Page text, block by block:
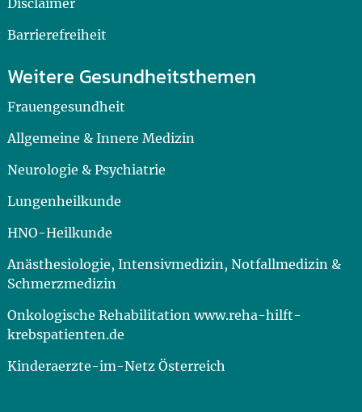
Barrierefreiheit
Weitere Gesundheitsthemen
Frauengesundheit
Allgemeine & Innere Medizin
Neurologie & Psychiatrie
Lungenheilkunde
HNO-Heilkunde
Anästhesiologie, Intensivmedizin, Notfallmedizin &
Schmerzmedizin
Onkologische Rehabilitation www.reha-hilft-
krebspatienten.de
Kinderaerzte-im-Netz Österreich